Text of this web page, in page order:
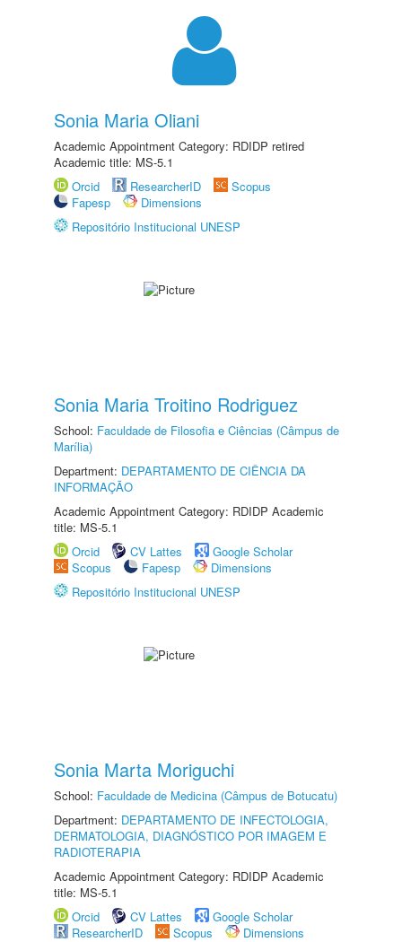
Sonia Maria Oliani
Academic Appointment Category: RDIDP retired
Academic title: MS-5.1
Orcid
ResearcherID
Scopus
Fapesp
Dimensions
Repositório Institucional UNESP
Sonia Maria Troitino Rodriguez
School: Faculdade de Filosofia e Ciências (Câmpus de
Marília)
Department: DEPARTAMENTO DE CIÊNCIA DA
INFORMAÇÃO
Academic Appointment Category: RDIDP Academic
title: MS-5.1
Orcid
CV Lattes
Google Scholar
Scopus
Fapesp
Dimensions
Repositório Institucional UNESP
Sonia Marta Moriguchi
School: Faculdade de Medicina (Câmpus de Botucatu)
Department: DEPARTAMENTO DE INFECTOLOGIA,
DERMATOLOGIA, DIAGNÓSTICO POR IMAGEM E
RADIOTERAPIA
Academic Appointment Category: RDIDP Academic
title: MS-5.1
Orcid
CV Lattes
Google Scholar
ResearcherID
Scopus
Dimensions